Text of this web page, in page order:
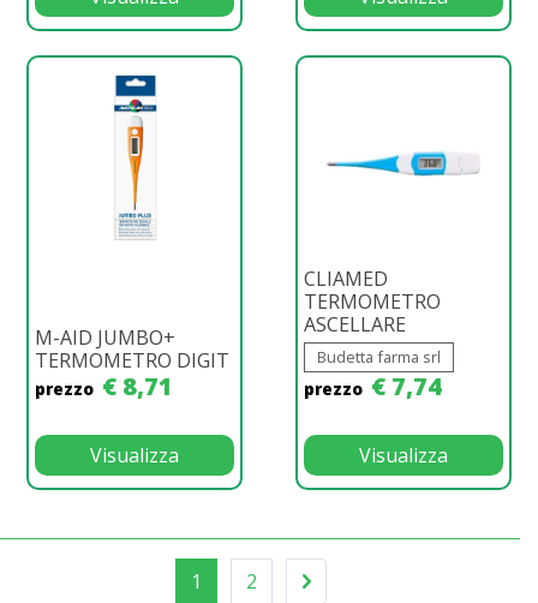
M-AID JUMBO+
TERMOMETRO DIGIT
prezzo € 8,71
Visualizza
CLIAMED
TERMOMETRO
ASCELLARE
Budetta farma srl
prezzo € 7,74
Visualizza
1 2